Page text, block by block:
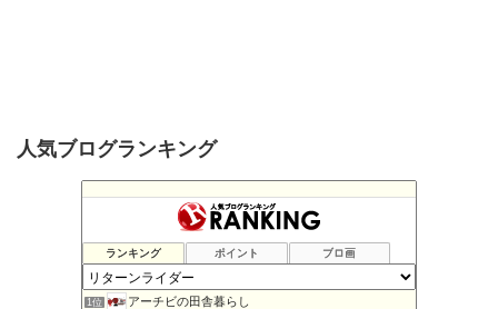
人気ブログランキング
ランキング ポイント ブロ画
1位 アーチビの田舎暮らし